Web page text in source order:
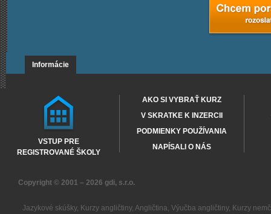
Informácie
VSTUP PRE
REGISTROVANÉ ŠKOLY
AKO SI VYBRAŤ KURZ
V SKRATKE K INZERCII
PODMIENKY POUŽÍVANIA
NAPÍSALI O NÁS
Copyright © 2001 – 2026 gdi, s.r.o.
Jazykové skúšky, Kurzy angličtiny, Angličtina, Výučba angličtiny, Kurzy